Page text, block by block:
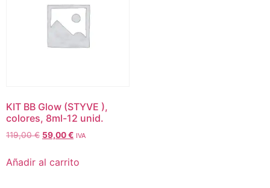
KIT BB Glow (STYVE ),
colores, 8ml-12 unid.
119,00€ 59,00€ IVA
Añadir al carrito